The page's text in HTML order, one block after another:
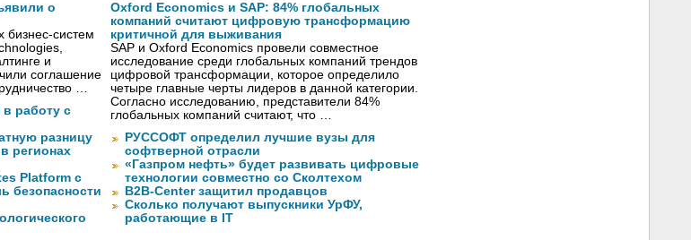
о
бизнес-систем
и
соглашение
…
работу с
разницу
регионах
Platform с
безопасности
Oxford Economics и SAP: 84% глобальных
компаний считают цифровую трансформацию
критичной для выживания
SAP и Oxford Economics провели совместное
исследование среди глобальных компаний трендов
цифровой трансформации, которое определило
четыре главные черты лидеров в данной категории.
Согласно исследованию, представители 84%
глобальных компаний считают, что …
РУССОФТ определил лучшие вузы для
софтверной отрасли
«Газпром нефть» будет развивать цифровые
технологии совместно со Сколтехом
B2B-Center защитил продавцов
Сколько получают выпускники УрФУ,
работающие в IT